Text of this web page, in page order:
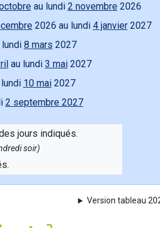
au lundi 2 novembre 2026
2026 au lundi 4 janvier2027
8 mars 2027
au lundi 3 mai2027
10 mai2027
2 septembre 2027
jours indiqués.
soir)
Version tableau